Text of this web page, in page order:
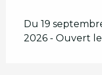
Du 19
2026 - Ouvert